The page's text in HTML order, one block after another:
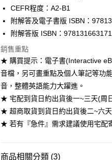
每筆NT$60
付款後全家取貨
每筆NT$60
7-11取貨付款
每筆NT$60
付款後7-11取貨
每筆NT$60
宅配-台灣本島
宅配-離島
CEFR程度：A2-B1
附解答及電子書版 ISBN：
附解答版 ISBN：
銷售重點
★ 購買提示：電子書(Interactive
音檔，另可畫重點及個人筆記等功
音，整體英語能力大躍進。
★ 宅配到貨日約出貨後一~三天(周
★ 超商取貨到貨日約出貨後二~六
★ 若有『急件』需求建議使用宅配
商品相關分類 (3)